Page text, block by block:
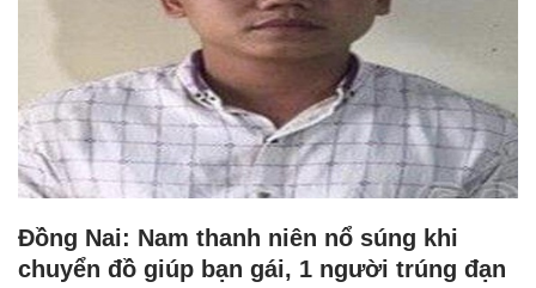
Đồng Nai: Nam thanh niên nổ súng khi
chuyển đồ giúp bạn gái, 1 người trúng đạn